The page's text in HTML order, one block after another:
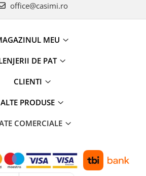
office@casimi.ro
MEU
DE PAT
CLIENTI
ALTE PRODUSE
COMERCIALE